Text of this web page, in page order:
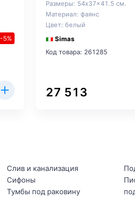
-5%
Размеры: 54x37x41.5 см.
Материал: фаянс
Цвет: белый
Simas
Код товара: 261285
27 513
Слив и канализация
Сифоны
Тумбы под раковину